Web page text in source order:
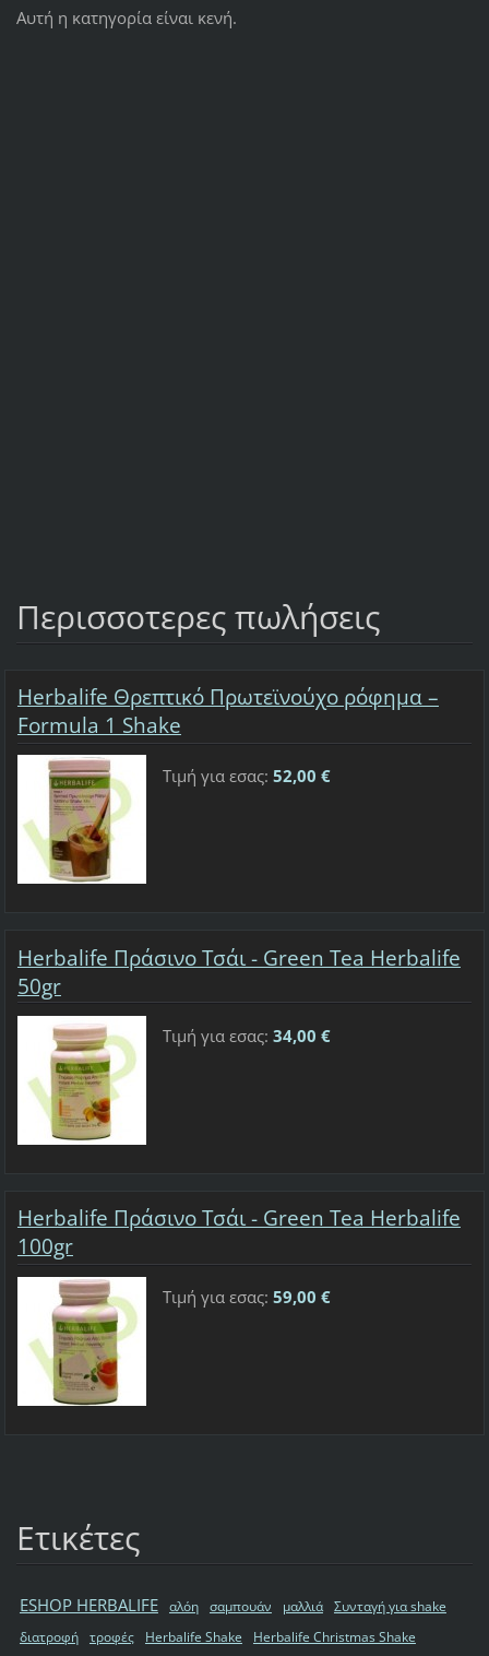
Αυτή η κατηγορία είναι κενή.
Περισσοτερες πωλήσεις
Herbalife Θρεπτικό Πρωτεϊνούχο ρόφημα –
Formula 1 Shake
Τιμή για εσας: 52,00 €
Herbalife Πράσινο Τσάι - Green Tea Herbalife
50gr
Τιμή για εσας: 34,00 €
Herbalife Πράσινο Τσάι - Green Tea Herbalife
100gr
Τιμή για εσας: 59,00 €
Ετικέτες
ESHOP HERBALIFE αλόη σαμπουάν μαλλιά Συνταγή για shake
διατροφή τροφές Herbalife Shake
Herbalife Christmas Shake